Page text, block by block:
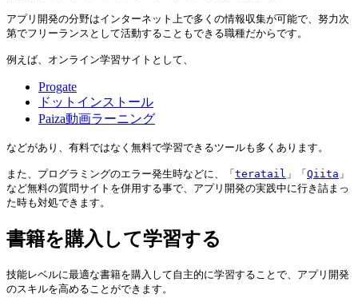
アプリ開発の分野はインターネット上で多くの情報収集が可能で、努力次
第でフリーランスとして活動することもできる職種だからです。
例えば、オンライン学習サイトとして、
Progate
ドットインストール
Paiza動画ラーニング
などがあり、有料ではなく無料で学習できるツールも多くあります。
また、プログラミングのエラー発生時などに、「 teratail 」「 Qiita 」
など無料の質問サイトを併用する事で、アプリ開発の実践中に行き詰まっ
た時も対処できます。
書籍を購入して学習する
技能レベルに最適な書籍を購入して自主的に学習することで、アプリ開発
のスキルを高めることができます。